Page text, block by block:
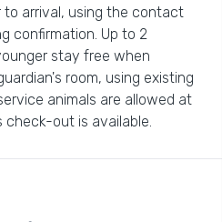
arrival, using the contact
confirmation. Up to 2
stay free when
room, using existing
animals are allowed at
check-out is available.